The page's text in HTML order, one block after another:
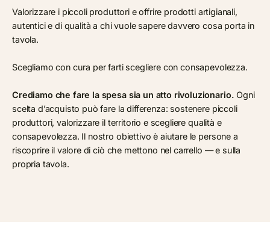
Valorizzare i piccoli produttori e offrire prodotti artigianali,
autentici e di qualità a chi vuole sapere davvero cosa porta in
tavola.
Scegliamo con cura per farti scegliere con consapevolezza.
Crediamo che fare la spesa sia un atto rivoluzionario.Ogni
scelta d’acquisto può fare la differenza: sostenere piccoli
produttori, valorizzare il territorio e scegliere qualità e
consapevolezza. Il nostro obiettivo è aiutare le persone a
riscoprire il valore di ciò che mettono nel carrello — e sulla
propria tavola.